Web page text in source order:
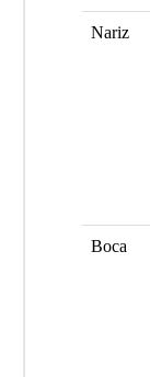
Nariz
Boca